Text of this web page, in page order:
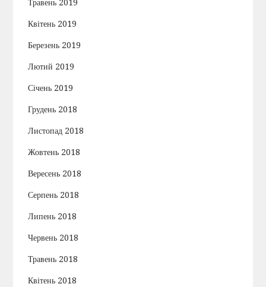
Травень 2019
Квітень 2019
Березень 2019
Лютий 2019
Січень 2019
Грудень 2018
Листопад 2018
Жовтень 2018
Вересень 2018
Серпень 2018
Липень 2018
Червень 2018
Травень 2018
Квітень 2018